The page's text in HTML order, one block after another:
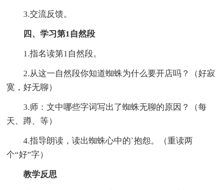
3.交流反馈。
四、学习第1自然段
1.指名读第1自然段。
2.从这一自然段你知道蜘蛛为什么要开店吗？（好寂
寞，好无聊）
3.师：文中哪些字词写出了蜘蛛无聊的原因？（每
天、蹲、等）
4.指导朗读，读出蜘蛛心中的`抱怨。（重读两
个“好”字）
教学反思